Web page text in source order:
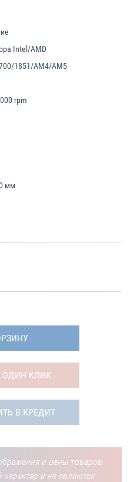
Intel/AMD
1851/AM4/AM5
rpm
мм
ОДИН КЛИК
В КРЕДИТ
и цены товаров
и не являются